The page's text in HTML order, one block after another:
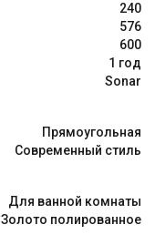
240
576
600
1 год
Sonar
Прямоугольная
Современный стиль
Для ванной комнаты
Золото полированное